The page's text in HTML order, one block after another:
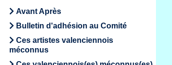
Avant Après
Bulletin d'adhésion au Comité
Ces artistes valenciennois
méconnus